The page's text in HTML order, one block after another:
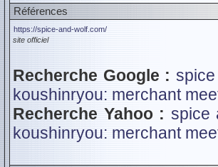
Références
https://spice-and-wolf.com/
site officiel
Recherche Google :
koushinryou: merchant
Recherche Yahoo : spice
koushinryou: merchant